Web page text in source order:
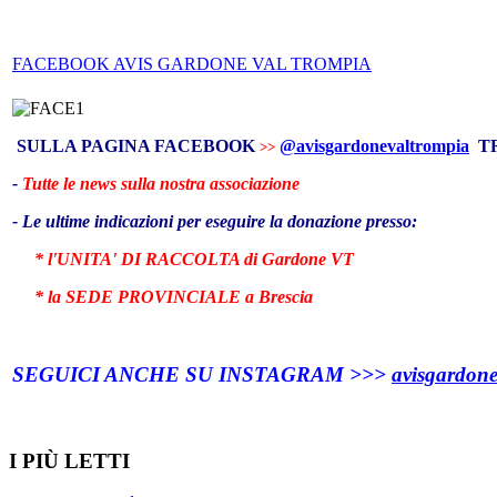
FACEBOOK AVIS GARDONE VAL TROMPIA
SULLA PAGINA FACEBOOK >> @avisgardonevaltrompia
- Tutte le news sulla nostra associazione
- Le ultime indicazioni per eseguire la donazione presso:
* l'UNITA' DI RACCOLTA di Gardone VT
* la SEDE PROVINCIALE a Brescia
SEGUICI ANCHE SU INSTAGRAM >>>
I PIÙ LETTI